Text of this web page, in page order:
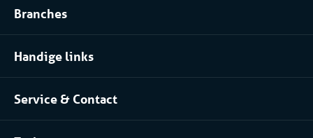
Procesinstallatie huren
Klimaatbeheersing huren
Branches
Voedingsindustrie
Pharma
(Petro)chemie
Meer branches
Handige links
Over Coolworld
Projecten
Werken bij
Service & Contact
Contact